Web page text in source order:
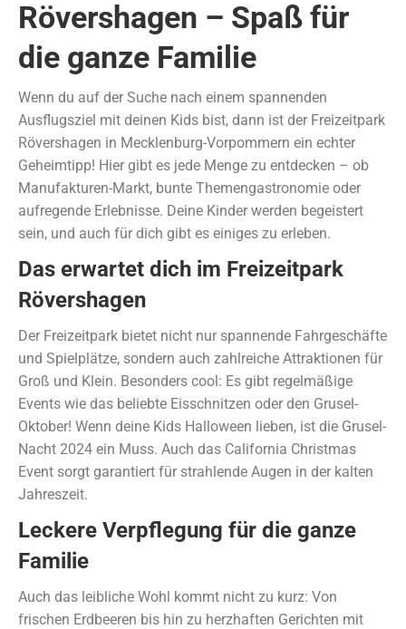
Rövershagen – Spaß für
die ganze Familie
Wenn du auf der Suche nach einem spannenden
Ausflugsziel mit deinen Kids bist, dann ist der Freizeitpark
Rövershagen in Mecklenburg-Vorpommern ein echter
Geheimtipp! Hier gibt es jede Menge zu entdecken – ob
Manufakturen-Markt, bunte Themengastronomie oder
aufregende Erlebnisse. Deine Kinder werden begeistert
sein, und auch für dich gibt es einiges zu erleben.
Das erwartet dich im Freizeitpark
Rövershagen
Der Freizeitpark bietet nicht nur spannende Fahrgeschäfte
und Spielplätze, sondern auch zahlreiche Attraktionen für
Groß und Klein. Besonders cool: Es gibt regelmäßige
Events wie das beliebte Eisschnitzen oder den Grusel-
Oktober! Wenn deine Kids Halloween lieben, ist die Grusel-
Nacht 2024 ein Muss. Auch das California Christmas
Event sorgt garantiert für strahlende Augen in der kalten
Jahreszeit.
Leckere Verpflegung für die ganze
Familie
Auch das leibliche Wohl kommt nicht zu kurz: Von
frischen Erdbeeren bis hin zu herzhaften Gerichten mit